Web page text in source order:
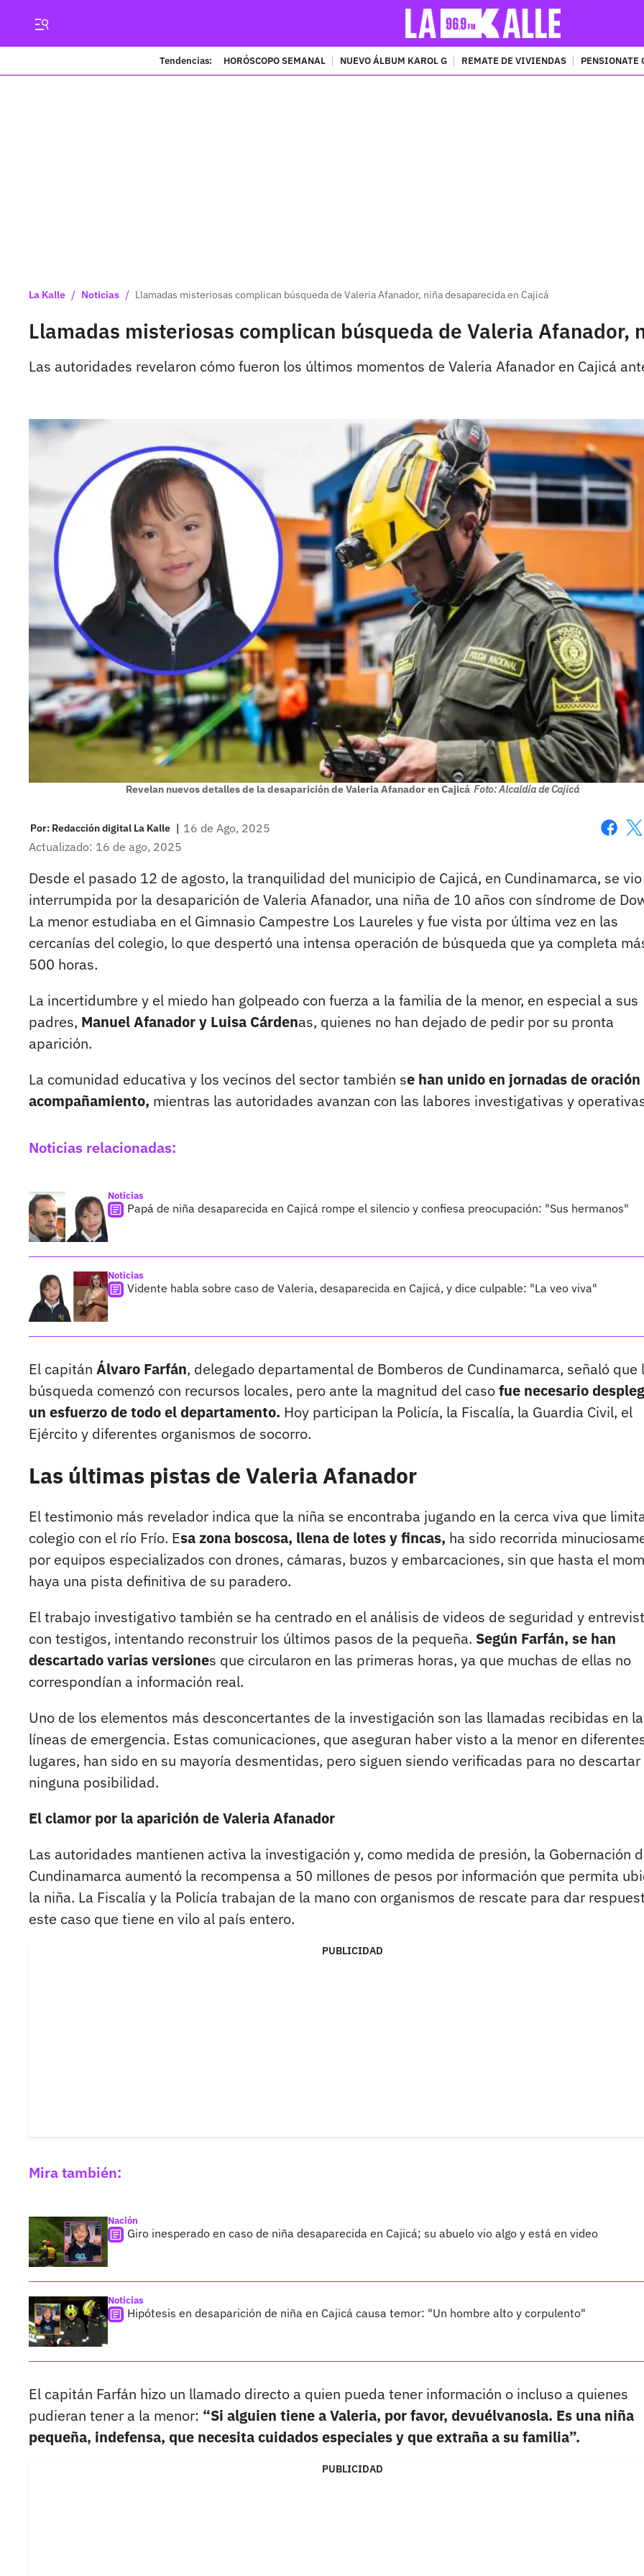
Tendencias: HORÓSCOPO SEMANAL NUEVO ÁLBUM KAROL G REMATE DE VIVIENDAS PENSIONATE
La Kalle / Noticias / Llamadas misteriosas complican búsqueda de Valeria Afanador, niña desaparecida en Cajicá
Llamadas misteriosas complican búsqueda de Valeria Afanador,
Las autoridades revelaron cómo fueron los últimos momentos de Valeria Afanador en Cajicá
Revelan nuevos detalles de la desaparición de Valeria Afanador en Cajicá Foto: Alcaldía de Cajicá
Por: Redacción digital La Kalle | 16 de Ago, 2025
Actualizado: 16 de ago, 2025
Desde el pasado 12 de agosto, la tranquilidad del municipio de Cajicá, en Cundinamarca, se vio
interrumpida por la desaparición de Valeria Afanador, una niña de 10 años con síndrome de
La menor estudiaba en el Gimnasio Campestre Los Laureles y fue vista por última vez en las
cercanías del colegio, lo que despertó una intensa operación de búsqueda que ya completa
500 horas.
La incertidumbre y el miedo han golpeado con fuerza a la familia de la menor, en especial a sus
padres, Manuel Afanador y Luisa Cárdenas, quienes no han dejado de pedir por su pronta
aparición.
La comunidad educativa y los vecinos del sector también se han unido en jornadas de oración
acompañamiento, mientras las autoridades avanzan con las labores investigativas y
Noticias relacionadas:
Noticias
Papá de niña desaparecida en Cajicá rompe el silencio y confiesa preocupación: "Sus hermanos"
Noticias
Vidente habla sobre caso de Valeria, desaparecida en Cajicá, y dice culpable: "La veo viva"
El capitán Álvaro Farfán, delegado departamental de Bomberos de Cundinamarca, señaló que
búsqueda comenzó con recursos locales, pero ante la magnitud del casofue necesario
un esfuerzo de todo el departamento. Hoy participan la Policía, la Fiscalía, la Guardia Civil, el
Ejército y diferentes organismos de socorro.
Las últimas pistas de Valeria Afanador
El testimonio más revelador indica que la niña se encontraba jugando en la cerca viva que
colegio con el río Frío. Esa zona boscosa, llena de lotes y fincas, ha sido recorrida
por equipos especializados con drones, cámaras, buzos y embarcaciones, sin que hasta el
haya una pista definitiva de su paradero.
El trabajo investigativo también se ha centrado en el análisis de videos de seguridad y
con testigos, intentando reconstruir los últimos pasos de la pequeña. Según Farfán, se han
descartado varias versiones que circularon en las primeras horas, ya que muchas de ellas no
correspondían a información real.
Uno de los elementos más desconcertantes de la investigación son las llamadas recibidas en
líneas de emergencia. Estas comunicaciones, que aseguran haber visto a la menor en
lugares, han sido en su mayoría desmentidas, pero siguen siendo verificadas para no descartar
ninguna posibilidad.
El clamor por la aparición de Valeria Afanador
Las autoridades mantienen activa la investigación y, como medida de presión, la Gobernación
Cundinamarca aumentó la recompensa a 50 millones de pesos por información que permita
la niña. La Fiscalía y la Policía trabajan de la mano con organismos de rescate para dar
este caso que tiene en vilo al país entero.
PUBLICIDAD
Mira también:
Nación
Giro inesperado en caso de niña desaparecida en Cajicá; su abuelo vio algo y está en video
Noticias
Hipótesis en desaparición de niña en Cajicá causa temor: "Un hombre alto y corpulento"
El capitán Farfán hizo un llamado directo a quien pueda tener información o incluso a quienes
pudieran tener a la menor: “Si alguien tiene a Valeria, por favor, devuélvanosla. Es una niña
pequeña, indefensa, que necesita cuidados especiales y que extraña a su familia”.
PUBLICIDAD